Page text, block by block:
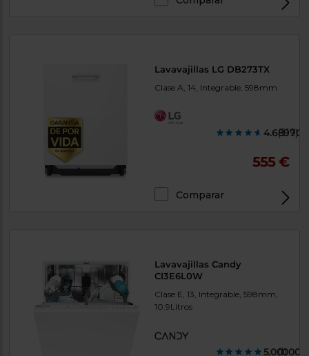
Lavavajillas LG DB273TX
Clase A, 14, Integrable, 598mm
(319)
555 €
Comparar
Lavavajillas Candy
CI3E6L0W
Clase E, 13, Integrable, 598mm,
10.9Litros
(1)